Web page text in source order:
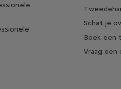
Schat je
Boek een
Vraag